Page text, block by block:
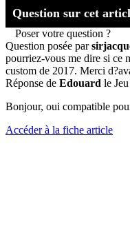
Question sur cet
Poser votre question ?
Question posée par
pourriez-vous me dire si ce
custom de 2017. Merci
Réponse de Edouard le
Bonjour, oui compatible
Accéder à la fiche article